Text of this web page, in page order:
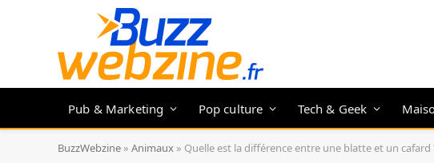
Pub & Marketing Pop culture Tech & Geek
BuzzWebzine » Animaux » Quelle est la différence entre une blatte et un cafard